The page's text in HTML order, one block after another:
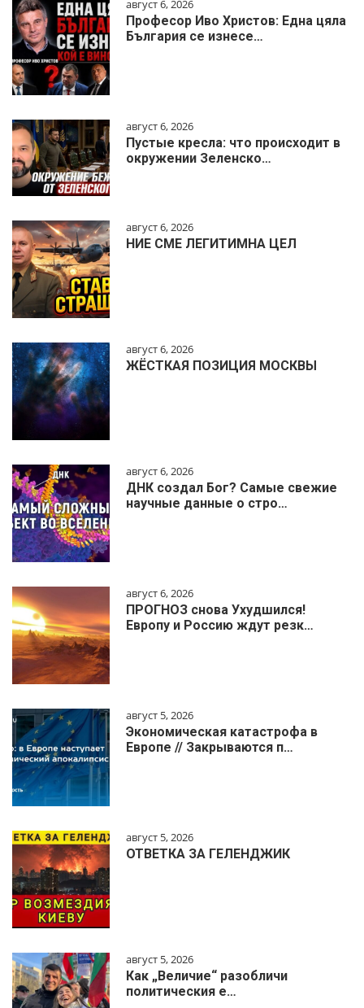
август 6, 2026
Професор Иво Христов: Една цяла
България се изнесе…
август 6, 2026
Пустые кресла: что происходит в
окружении Зеленско…
август 6, 2026
НИЕ СМЕ ЛЕГИТИМНА ЦЕЛ
август 6, 2026
ЖЁСТКАЯ ПОЗИЦИЯ МОСКВЫ
август 6, 2026
ДНК создал Бог? Самые свежие
научные данные о стро…
август 6, 2026
ПРОГНОЗ снова Ухудшился!
Европу и Россию ждут резк…
август 5, 2026
Экономическая катастрофа в
Европе // Закрываются п…
август 5, 2026
ОТВЕТКА ЗА ГЕЛЕНДЖИК
август 5, 2026
Как „Величие“ разобличи
политическия е…